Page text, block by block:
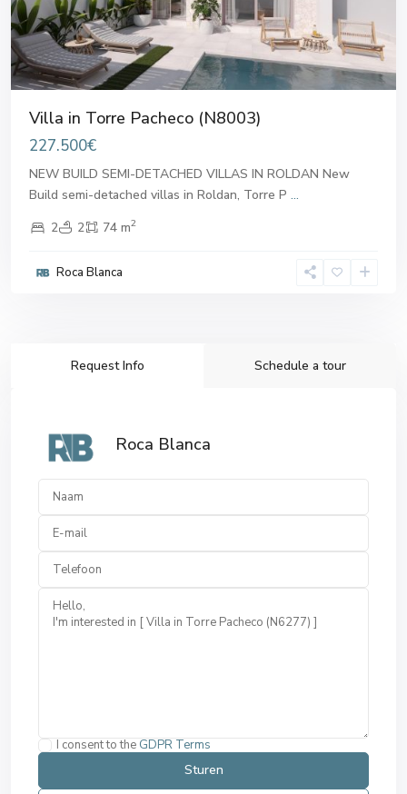
Villa in Torre Pacheco (N8003)
227.500€
NEW BUILD SEMI-DETACHED VILLAS IN ROLDAN New
Build semi-detached villas in Roldan, Torre P ...
2
2 74 m2
Roca Blanca
Request Info Schedule a tour
Roca Blanca
I consent to the GDPR Terms